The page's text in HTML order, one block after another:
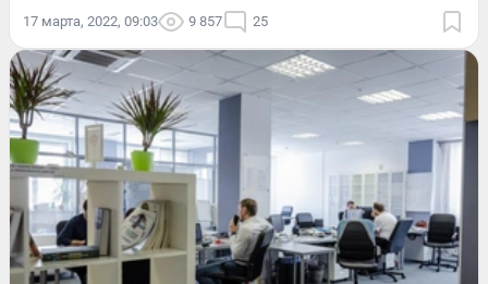
17 марта, 2022, 09:03 9 857 25